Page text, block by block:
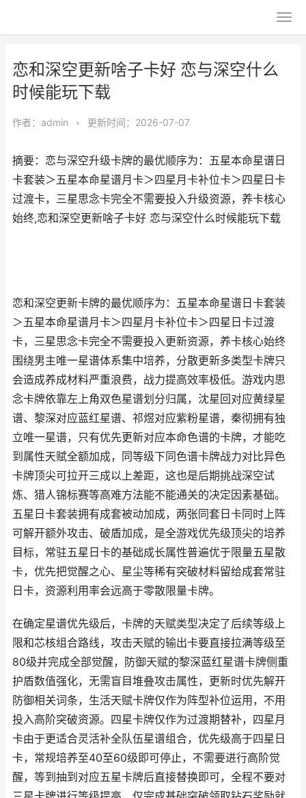
恋和深空更新啥子卡好 恋与深空什么
时候能玩下载
作者： admin • 更新时间：2026-07-07
摘要：恋与深空升级卡牌的最优顺序为：五星本命星谱日
卡套装＞五星本命星谱月卡＞四星月卡补位卡＞四星日卡
过渡卡，三星思念卡完全不需要投入升级资源，养卡核心
始终,恋和深空更新啥子卡好 恋与深空什么时候能玩下载
恋和深空更新卡牌的最优顺序为：五星本命星谱日卡套装
＞五星本命星谱月卡＞四星月卡补位卡＞四星日卡过渡
卡，三星思念卡完全不需要投入更新资源，养卡核心始终
围绕男主唯一星谱体系集中培养，分散更新多类型卡牌只
会造成养成材料严重浪费，战力提高效率极低。游戏内思
念卡牌依靠左上角双色星谱划分归属，沈星回对应黄绿星
谱、黎深对应蓝红星谱、祁煜对应紫粉星谱，秦彻拥有独
立唯一星谱，只有优先更新对应本命色谱的卡牌，才能吃
到属性天赋全额加成，同等级下同色谱卡牌战力对比异色
卡牌顶尖可拉开三成以上差距，这也是后期挑战深空试
炼、猎人锦标赛等高难方法能不能通关的决定因素基础。
五星日卡套装拥有成套被动加成，两张同套日卡同时上阵
可解开额外攻击、破盾加成，是全游戏优先级顶尖的培养
目标，常驻五星日卡的基础成长属性普遍优于限量五星散
卡，优先把觉醒之心、星尘等稀有突破材料留给成套常驻
日卡，资源利用率会远高于零散限量卡牌。
在确定星谱优先级后，卡牌的天赋类型决定了后续等级上
限和芯核组合路线，攻击天赋的输出卡要直接拉满等级至
80级并完成全部觉醒，防御天赋的黎深蓝红星谱卡牌侧重
护盾数值强化，无需盲目堆叠攻击属性，更新时优先解开
防御相关词条，生活天赋卡牌仅作为阵型补位运用，不用
投入高阶突破资源。四星卡牌仅作为过渡期替补，四星月
卡由于更适合灵活补全队伍星谱组合，优先级高于四星日
卡，常规培养至40至60级即可停止，不需要进行高阶觉
醒，等到抽到对应五星卡牌后直接替换即可，全程不要对